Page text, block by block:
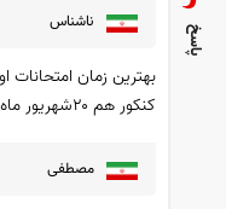
ناشناس
بهترین زمان امتحانات
کنکور هم ۲۰شهریور ماه
مصطفی